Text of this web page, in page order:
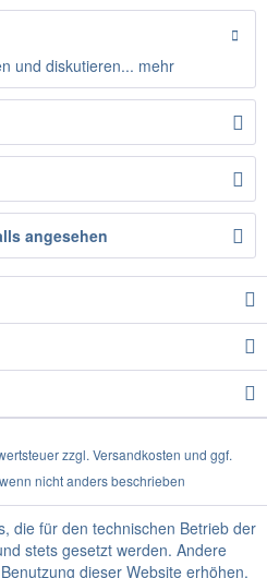
und diskutieren... mehr
angesehen
zzgl. Versandkosten und ggf.
nicht anders beschrieben
die für den technischen Betrieb der
stets gesetzt werden. Andere
dieser Website erhöhen,